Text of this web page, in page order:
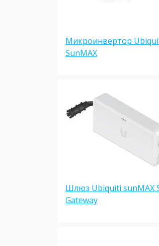
Микроинвертор
SunMAX
Шлюз Ubiquiti sunMAX
Gateway